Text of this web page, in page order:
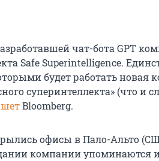
чат-бота GPT
Safe Superintelligence.
будет работать новая
суперинтеллекта» (что и
Bloomberg.
офисы в Пало-Альто
компании упоминаются